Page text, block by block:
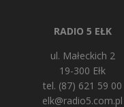
RADIO 5 EŁK
ul. Małeckich 2
19-300 Ełk
tel. (87) 621 59 00
elk@radio5.com.pl